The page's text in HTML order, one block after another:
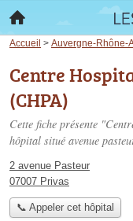
Accueil > Auvergne-Rhône-
Centre
(CHPA)
Cette fiche présente
hôpital situé avenue
2 avenue Pasteur
07007 Privas
📞 Appeler cet hôpital